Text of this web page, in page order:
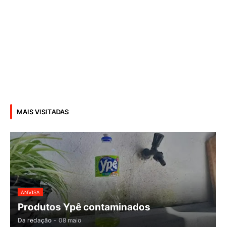
MAIS VISITADAS
ANVISA
Produtos Ypê contaminados
Da redação - 08 maio